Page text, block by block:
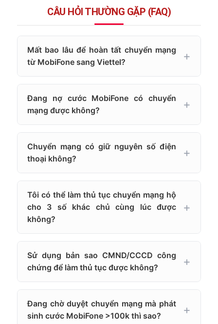
CÂU HỎI THƯỜNG GẶP (FAQ)
Mất bao lâu để hoàn tất chuyển mạng
từ MobiFone sang Viettel?
Đang nợ cước MobiFone có chuyển
mạng được không?
Chuyển mạng có giữ nguyên số điện
thoại không?
Tôi có thể làm thủ tục chuyển mạng hộ
cho 3 số khác chủ cùng lúc được
không?
Sử dụng bản sao CMND/CCCD công
chứng để làm thủ tục được không?
Đang chờ duyệt chuyển mạng mà phát
sinh cước MobiFone >100k thì sao?